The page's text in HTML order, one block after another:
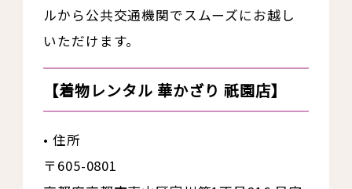
ルから公共交通機関でスムーズにお越し
いただけます。
【着物レンタル 華かざり 祇園店】
• 住所
〒605-0801